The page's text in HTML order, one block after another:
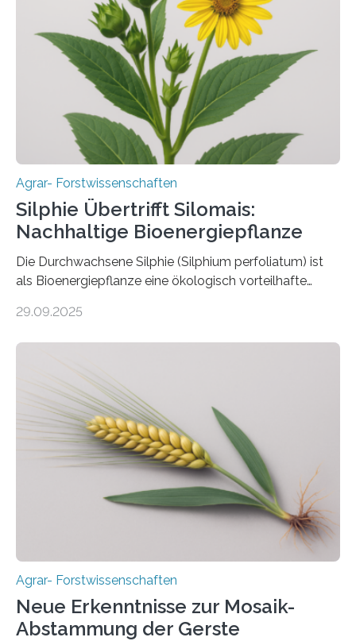
bekämpfen, während gleichzeitig nützliche Insekten
erhalten bleiben. An der Justus-Liebig-Universität
Gießen (JLU) erforscht die Arbeitsgruppe von Prof. Dr.
Marc F. Schetelig am Institut für
Insektenbiotechnologie neue biologische und
biotechnologische Verfahren zur…
Agrar- Forstwissenschaften
Silphie Übertrifft Silomais:
Nachhaltige Bioenergiepflanze
Die Durchwachsene Silphie (Silphium perfoliatum) ist
als Bioenergiepflanze eine ökologisch vorteilhafte
mehrjährigen Vergleichsstudie von Forschenden der
nach nachhaltigen Alternativen zur Energiegewinnung
aus landwirtschaftlichen Kulturen ist ein zentrales
Anliegen im Zuge der europäischen Klimaziele, bis
2050 klimaneutral zu werden. In Deutschland dominiert
bislang der Mais als Energiepflanze, doch sein Anbau
bringt ökologische Herausforderungen mit sich:
Bodenerosion, Nährstoffauswaschung und…
29.09.2025
Agrar- Forstwissenschaften
Neue Erkenntnisse zur Mosaik-
Abstammung der Gerste